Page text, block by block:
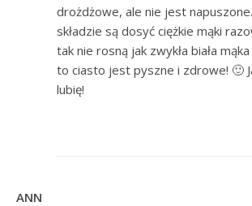
drożdżowe, ale nie jest
składzie są dosyć ciężkie mąki
tak nie rosną jak zwykła biała
to ciasto jest pyszne i zdrowe! 🙂
lubię!
ANN